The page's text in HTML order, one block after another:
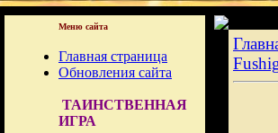
Меню сайта
Главная страница
Обновления сайта
ТАИНСТВЕННАЯ
ИГРА